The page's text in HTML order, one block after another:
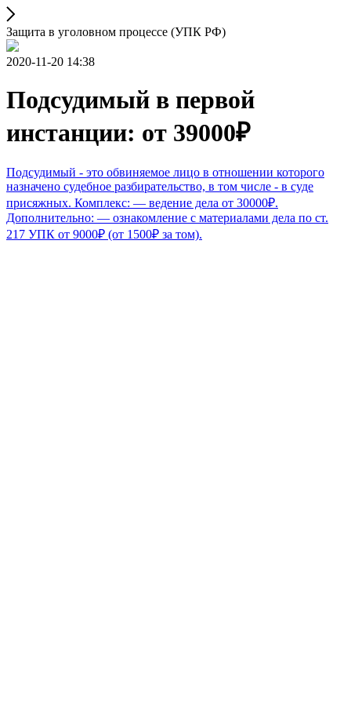
Защита в уголовном процессе (УПК РФ)
2020-11-20 14:38
Подсудимый в первой
инстанции: от 39000₽
Подсудимый - это обвиняемое лицо в отношении которого
назначено судебное разбирательство, в том числе - в суде
присяжных. Комплекс: — ведение дела от 30000₽.
Дополнительно: — ознакомление с материалами дела по ст.
217 УПК от 9000₽ (от 1500₽ за том).